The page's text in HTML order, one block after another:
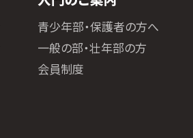
青少年部・保護者の方へ
一般の部・壮年部の方
会員制度